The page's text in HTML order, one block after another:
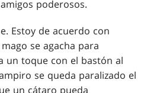
poderosos.
Estoy de acuerdo con
se agacha para
un toque con el bastón al
se queda paralizado el
un cátaro pueda